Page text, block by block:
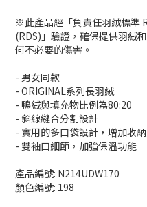
※此產品經「負責任羽絨標
(RDS)」驗證，確保提供羽絨
何不必要的傷害。
- 男女同款
- ORIGINAL系列長羽絨
- 鴨絨與填充物比例為80:20
- 斜線縫合分割設計
- 實用的多口袋設計，增加收
- 雙袖口細節，加強保溫功能
產品編號: N214UDW170
顏色編號: 198